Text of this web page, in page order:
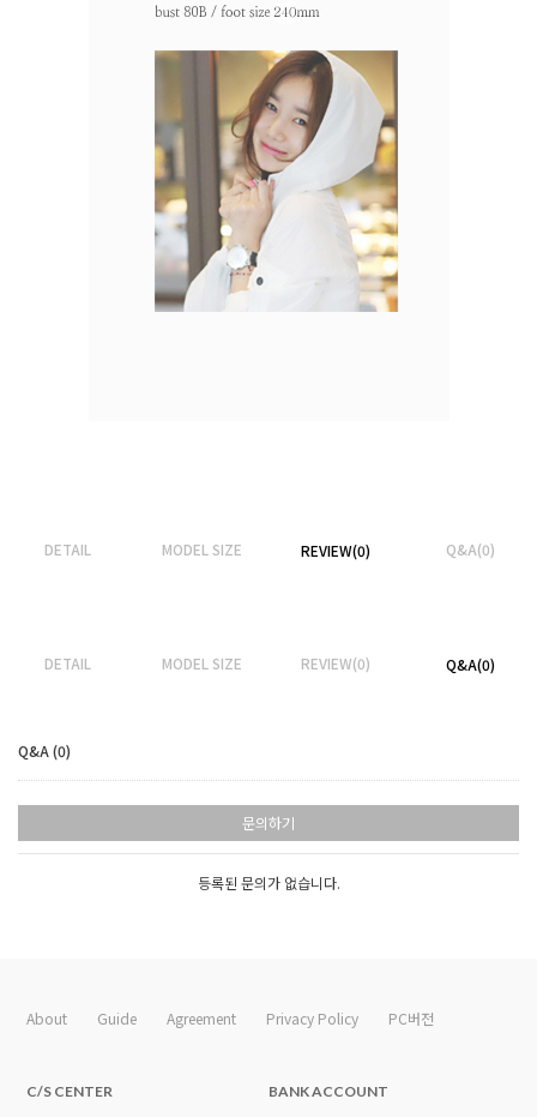
DETAIL MODEL SIZE REVIEW(0) Q&A(0)
DETAIL MODEL SIZE REVIEW(0) Q&A(0)
Q&A (0)
문의하기
등록된 문의가 없습니다.
About Guide Agreement Privacy Policy PC버전
C/S CENTER BANK ACCOUNT